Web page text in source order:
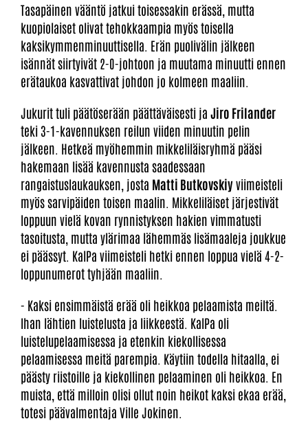
Tasapäinen vääntö jatkui toisessakin erässä, mutta
kuopiolaiset olivat tehokkaampia myös toisella
kaksikymmenminuuttisella. Erän puolivälin jälkeen
isännät siirtyivät 2-0-johtoon ja muutama minuutti ennen
erätaukoa kasvattivat johdon jo kolmeen maaliin.
Jukurit tuli päätöserään päättäväisesti ja Jiro Frilander
teki 3-1-kavennuksen reilun viiden minuutin pelin
jälkeen. Hetkeä myöhemmin mikkeliläisryhmä pääsi
hakemaan lisää kavennusta saadessaan
rangaistuslaukauksen, josta Matti Butkovskiyviimeisteli
myös sarvipäiden toisen maalin. Mikkeliläiset järjestivät
loppuun vielä kovan rynnistyksen hakien vimmatusti
tasoitusta, mutta ylärimaa lähemmäs lisämaaleja joukkue
ei päässyt. KalPa viimeisteli hetki ennen loppua vielä 4-2-
loppunumerot tyhjään maaliin.
- Kaksi ensimmäistä erää oli heikkoa pelaamista meiltä.
Ihan lähtien luistelusta ja liikkeestä. KalPa oli
luistelupelaamisessa ja etenkin kiekollisessa
pelaamisessa meitä parempia. Käytiin todella hitaalla, ei
päästy riistoille ja kiekollinen pelaaminen oli heikkoa. En
muista, että milloin olisi ollut noin heikot kaksi ekaa erää,
totesi päävalmentaja Ville Jokinen.